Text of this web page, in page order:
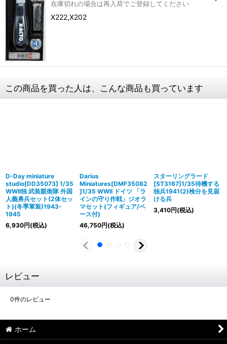
在庫切れの場合は再入荷でご登録してください
X222,X202
この商品を買った人は、こんな商品も買っています
D-Day miniature
studio[DD35073] 1/35
WWII独 武装親衛隊 外国
人義勇兵セット(2体セッ
ト)(冬季軍装)1943-
1945
6,930円(税込)
Darius
Miniatures[DMF35082
]1/35 WWII ドイツ 「ラ
インの守り作戦」ジオラ
マセット(フィギュア/ベ
ース付)
46,750円(税込)
スターリングラード
[ST3167]1/35待機する
独兵1941(2)検分を見届
ける兵
3,410円(税込)
レビュー
0件のレビュー
ホーム